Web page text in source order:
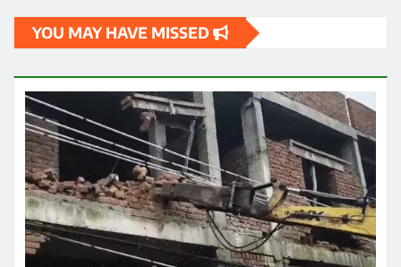
YOU MAY HAVE MISSED